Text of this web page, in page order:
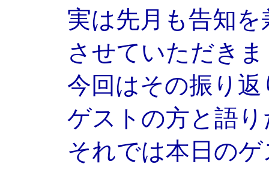
実は先月も告知
させていただき
今回はその振り
ゲストの方と語
それでは本日の